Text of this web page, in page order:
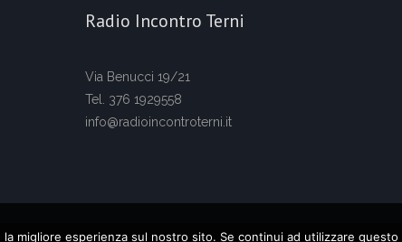
Radio Incontro Terni
Via Benucci 19/21
Tel. 376 1929558
info@radioincontroterni.it
migliore esperienza sul nostro sito. Se continui ad utilizzare